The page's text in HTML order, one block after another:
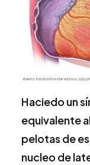
Haciedo un
equivalente
pelotas de
nucleo de